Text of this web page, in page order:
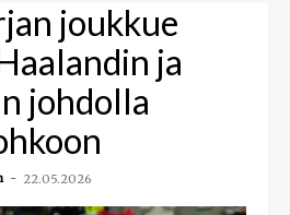
joukkue
ja
johdolla
- 22.05.2026